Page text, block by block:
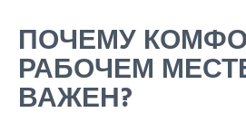
ПОЧЕМУ
РАБОЧЕМ
ВАЖЕН?